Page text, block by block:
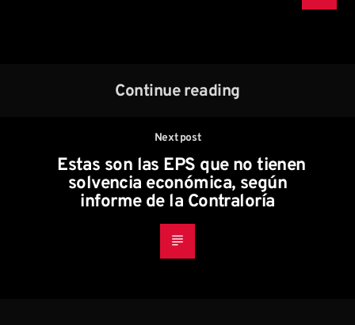
Continue reading
Next post
Estas son las EPS que no tienen
solvencia económica, según
informe de la Contraloría